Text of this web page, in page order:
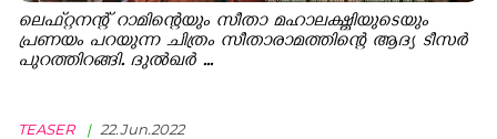
ലെഫ്റ്റനന്റ് റാമിന്റെയും സീതാ മഹാലക്ഷ്മിയുടെയും
പ്രണയം പറയുന്ന ചിത്രം സീതാരാമത്തിന്റെ ആദ്യ ടീസര്‍
പുറത്തിറങ്ങി. ദുല്‍ഖര്‍ ...
TEASER | 22.Jun.2022